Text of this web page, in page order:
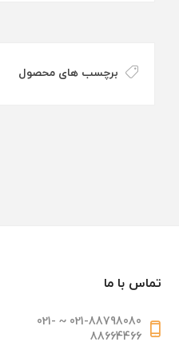
برچسب های محصول
تماس با ما
021-88798080 ~ 021-
88664466